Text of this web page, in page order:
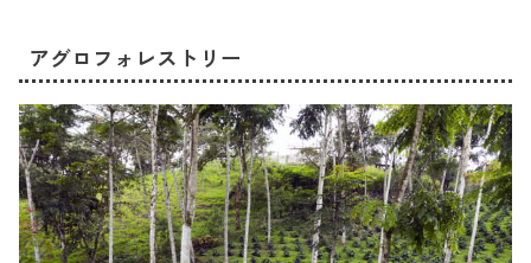
アグロフォレストリー